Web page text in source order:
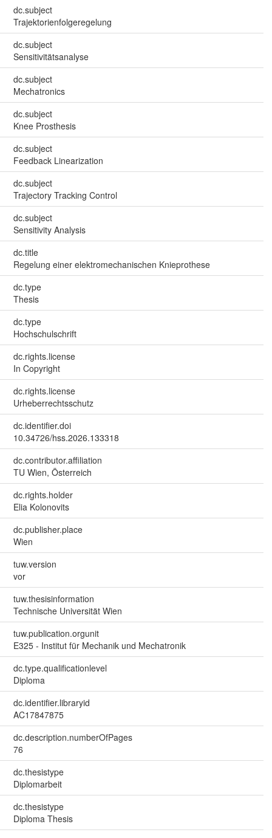
dc.subject
Trajektorienfolgeregelung
dc.subject
Sensitivitätsanalyse
dc.subject
Mechatronics
dc.subject
Knee Prosthesis
dc.subject
Feedback Linearization
dc.subject
Trajectory Tracking Control
dc.subject
Sensitivity Analysis
dc.title
Regelung einer elektromechanischen Knieprothese
dc.type
Thesis
dc.type
Hochschulschrift
dc.rights.license
In Copyright
dc.rights.license
Urheberrechtsschutz
dc.identifier.doi
10.34726/hss.2026.133318
dc.contributor.affiliation
TU Wien, Österreich
dc.rights.holder
Elia Kolonovits
dc.publisher.place
Wien
tuw.version
vor
tuw.thesisinformation
Technische Universität Wien
tuw.publication.orgunit
E325 - Institut für Mechanik und Mechatronik
dc.type.qualificationlevel
Diploma
dc.identifier.libraryid
AC17847875
dc.description.numberOfPages
76
dc.thesistype
Diplomarbeit
dc.thesistype
Diploma Thesis